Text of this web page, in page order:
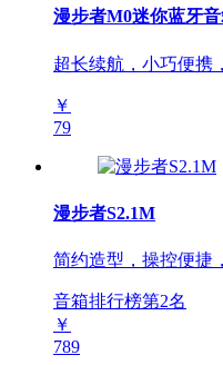
漫步者M0迷你蓝牙
超长续航，小巧便携
￥
79
漫步者S2.1M
简约造型，操控便捷
音箱排行榜第2名
￥
789